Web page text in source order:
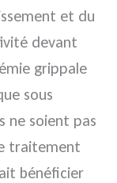
et du
devant
grippale
sous
ne soient pas
traitement
bénéficier